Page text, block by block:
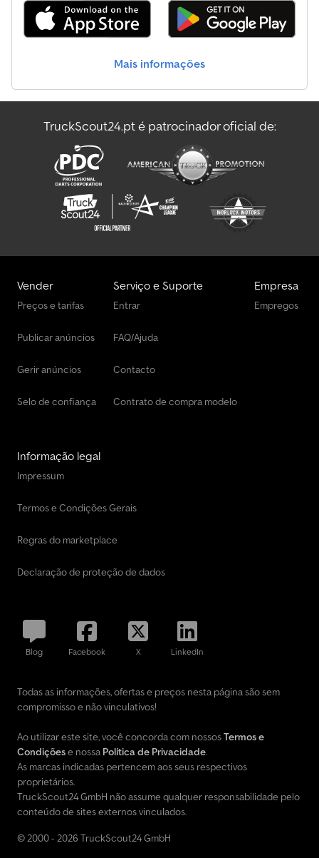
Mais informações
TruckScout24.pt é patrocinador oficial de:
Vender
Preços e tarifas
Publicar anúncios
Gerir anúncios
Selo de confiança
Serviço e Suporte
Entrar
FAQ/Ajuda
Contacto
Contrato de compra modelo
Empresa
Empregos
Informação legal
Impressum
Termos e Condições Gerais
Regras do marketplace
Declaração de proteção de dados
Blog Facebook X LinkedIn
Todas as informações, ofertas e preços nesta página são sem
compromisso e não vinculativos!
Ao utilizar este site, você concorda com nossosTermos e
Condiçõese nossa Política de Privacidade.
As marcas indicadas pertencem aos seus respectivos
proprietários.
TruckScout24 GmbH não assume qualquer responsabilidade pelo
conteúdo de sites externos vinculados.
© 2000 - 2026 TruckScout24 GmbH